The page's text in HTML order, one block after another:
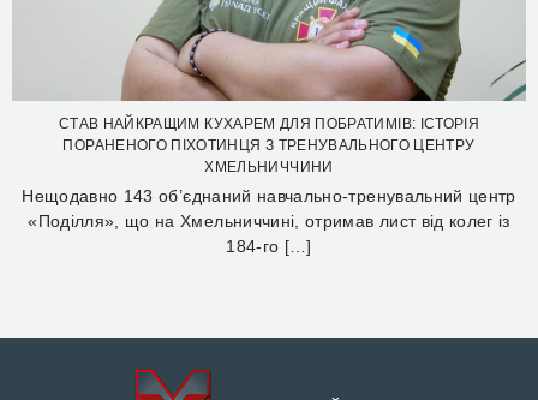
СТАВ НАЙКРАЩИМ КУХАРЕМ ДЛЯ ПОБРАТИМІВ: ІСТОРІЯ
ПОРАНЕНОГО ПІХОТИНЦЯ З ТРЕНУВАЛЬНОГО ЦЕНТРУ
ХМЕЛЬНИЧЧИНИ
Нещодавно 143 об’єднаний навчально-тренувальний центр
«Поділля», що на Хмельниччині, отримав лист від колег із
184-го […]